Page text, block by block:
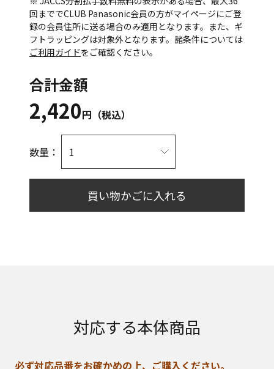
回まででCLUB Panasonic会員の方がマイページにご登
録の会員住所に送る場合のみ適用となります。また、ギ
フトラッピングは対象外となります。諸条件については
ご利用ガイドをご確認ください。
合計金額
2,420円（税込）
数量：
買い物かごに入れる
対応する本体商品
必ず対応品番をお確かめの上、ご購入ください。